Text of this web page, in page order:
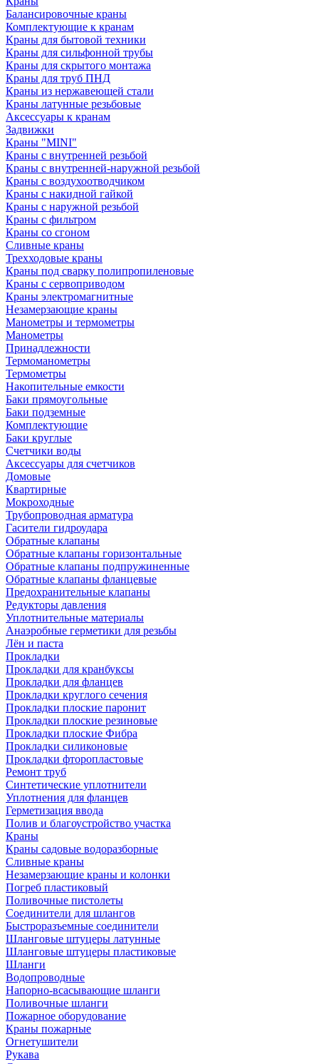
Балансировочные краны
Комплектующие к кранам
Краны для бытовой техники
Краны для сильфонной трубы
Краны для скрытого монтажа
Краны для труб ПНД
Краны из нержавеющей стали
Краны латунные резьбовые
Аксессуары к кранам
Задвижки
Краны "MINI"
Краны с внутренней резьбой
Краны с внутренней-наружной резьбой
Краны с воздухоотводчиком
Краны с накидной гайкой
Краны с наружной резьбой
Краны с фильтром
Краны со сгоном
Сливные краны
Трехходовые краны
Краны под сварку полипропиленовые
Краны с сервоприводом
Краны электромагнитные
Незамерзающие краны
Манометры и термометры
Манометры
Принадлежности
Термоманометры
Термометры
Накопительные емкости
Баки прямоугольные
Баки подземные
Комплектующие
Баки круглые
Счетчики воды
Аксессуары для счетчиков
Домовые
Квартирные
Мокроходные
Трубопроводная арматура
Гасители гидроудара
Обратные клапаны
Обратные клапаны горизонтальные
Обратные клапаны подпружиненные
Обратные клапаны фланцевые
Предохранительные клапаны
Редукторы давления
Уплотнительные материалы
Анаэробные герметики для резьбы
Лён и паста
Прокладки
Прокладки для кранбуксы
Прокладки для фланцев
Прокладки круглого сечения
Прокладки плоские паронит
Прокладки плоские резиновые
Прокладки плоские Фибра
Прокладки силиконовые
Прокладки фторопластовые
Ремонт труб
Синтетические уплотнители
Уплотнения для фланцев
Герметизация ввода
Полив и благоустройство участка
Краны
Краны садовые водоразборные
Сливные краны
Незамерзающие краны и колонки
Погреб пластиковый
Поливочные пистолеты
Соединители для шлангов
Быстроразъемные соединители
Шланговые штуцеры латунные
Шланговые штуцеры пластиковые
Шланги
Водопроводные
Напорно-всасывающие шланги
Поливочные шланги
Пожарное оборудование
Краны пожарные
Огнетушители
Рукава